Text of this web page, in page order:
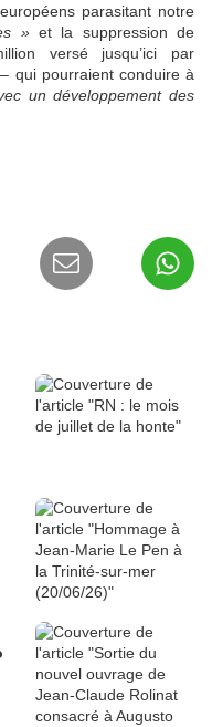
parasitant notre
»et la suppression de
versé jusqu’ici par
qui pourraient conduire à
un développement des